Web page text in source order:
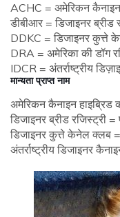
ACHC = अमेरिकन कैनाइन
डीबीआर = डिजाइनर ब्रीड
DDKC = डिजाइनर कुत्ते
DRA = अमेरिका की डॉग
IDCR = अंतर्राष्ट्रीय
मान्यता प्राप्त नाम
अमेरिकन कैनाइन हाइब्रिड
डिजाइनर ब्रीड रजिस्ट्री =
डिजाइनर कुत्ते केनेल क्लब
अंतर्राष्ट्रीय डिजाइनर